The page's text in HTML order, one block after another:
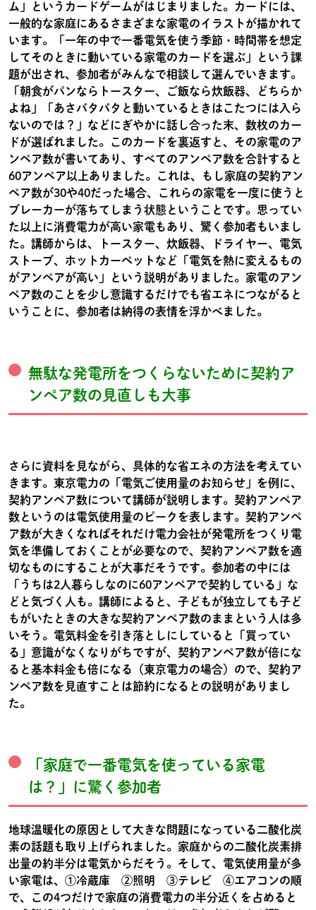
ム」というカードゲームがはじまりました。カードには、
一般的な家庭にあるさまざまな家電のイラストが描かれて
います。「一年の中で一番電気を使う季節・時間帯を想定
してそのときに動いている家電のカードを選ぶ」という課
題が出され、参加者がみんなで相談して選んでいきます。
「朝食がパンならトースター、ご飯なら炊飯器、どちらか
よね」「あさバタバタと動いているときはこたつには入ら
ないのでは？」などにぎやかに話し合った末、数枚のカー
ドが選ばれました。このカードを裏返すと、その家電のア
ンペア数が書いてあり、すべてのアンペア数を合計すると
60アンペア以上ありました。これは、もし家庭の契約アン
ペア数が30や40だった場合、これらの家電を一度に使うと
ブレーカーが落ちてしまう状態ということです。思ってい
た以上に消費電力が高い家電もあり、驚く参加者もいまし
た。講師からは、トースター、炊飯器、ドライヤー、電気
ストーブ、ホットカーペットなど「電気を熱に変えるもの
がアンペアが高い」という説明がありました。家電のアン
ペア数のことを少し意識するだけでも省エネにつながると
いうことに、参加者は納得の表情を浮かべました。
無駄な発電所をつくらないために契約ア
ンペア数の見直しも大事
さらに資料を見ながら、具体的な省エネの方法を考えてい
きます。東京電力の「電気ご使用量のお知らせ」を例に、
契約アンペア数について講師が説明します。契約アンペア
数というのは電気使用量のピークを表します。契約アンペ
ア数が大きくなればそれだけ電力会社が発電所をつくり電
気を準備しておくことが必要なので、契約アンペア数を適
切なものにすることが大事だそうです。参加者の中には
「うちは2人暮らしなのに60アンペアで契約している」な
どと気づく人も。講師によると、子どもが独立しても子ど
もがいたときの大きな契約アンペア数のままという人は多
いそう。電気料金を引き落としにしていると「買ってい
る」意識がなくなりがちですが、契約アンペア数が倍にな
ると基本料金も倍になる（東京電力の場合）ので、契約ア
ンペア数を見直すことは節約になるとの説明がありまし
た。
「家庭で一番電気を使っている家電
は？」に驚く参加者
地球温暖化の原因として大きな問題になっている二酸化炭
素の話題も取り上げられました。家庭からの二酸化炭素排
出量の約半分は電気からだそう。そして、電気使用量が多
い家電は、①冷蔵庫 ②照明 ③テレビ ④エアコンの順
で、この4つだけで家庭の消費電力の半分近くを占めると